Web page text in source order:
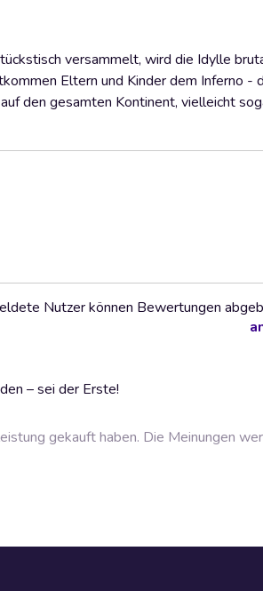
versammelt, wird die Idylle
Eltern und Kinder dem Inferno -
den gesamten Kontinent, vielleicht
– sei der Erste!
Nutzer können Bewertungen
gekauft haben. Die Meinungen